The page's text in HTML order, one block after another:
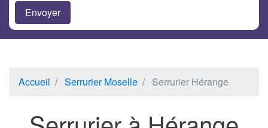
Accueil Serrurier Moselle Serrurier Hérange